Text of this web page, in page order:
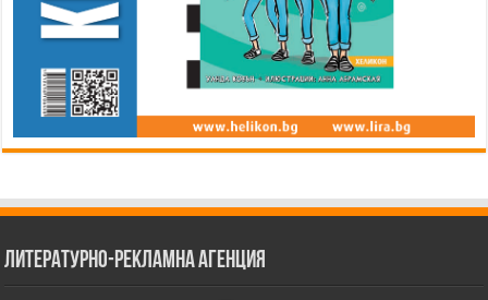
Литературно-рекламна агенция